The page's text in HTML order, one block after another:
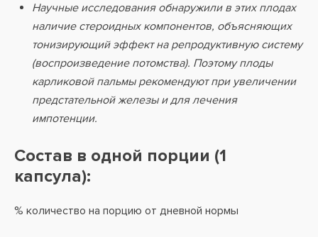
Научные исследования обнаружили в этих плодах
наличие стероидных компонентов, объясняющих
тонизирующий эффект на репродуктивную систему
(воспроизведение потомства). Поэтому плоды
карликовой пальмы рекомендуют при увеличении
предстательной железы и для лечения
импотенции.
Состав в одной порции (1
капсула):
% количество на порцию от дневной нормы